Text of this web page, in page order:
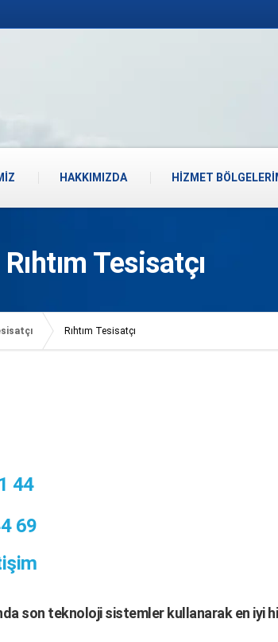
HAKKIMIZDA HİZMET
Rıhtım Tesisatçı
Rıhtım Tesisatçı
44
69
son teknoloji sistemler kullanarak en iyi